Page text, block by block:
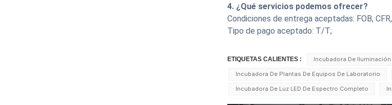
4. ¿Qué servicios podemos ofrecer?
Condiciones de entrega aceptadas: FOB, CFR,
Tipo de pago aceptado: T/T;
ETIQUETAS CALIENTES : Incubadora De Iluminación
Incubadora De Plantas De Equipos De Laboratorio
Incubadora De Luz LED De Espectro Completo